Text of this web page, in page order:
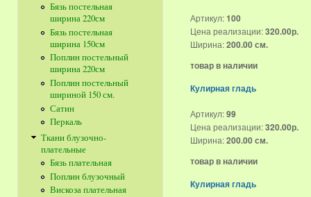
Бязь постельная
ширина 220см
Бязь постельная
ширина 150см
Поплин постельный
ширина 220см
Поплин постельный
шириной 150 см.
Сатин
Перкаль
Ткани блузочно-
плательные
Бязь плательная
Поплин блузочный
Вискоза плательная
Артикул:100
Цена реализации:320.00р.
Ширина:200.00 см.
товар в наличии
Кулирная гладь
Артикул:99
Цена реализации:320.00р.
Ширина:200.00 см.
товар в наличии
Кулирная гладь